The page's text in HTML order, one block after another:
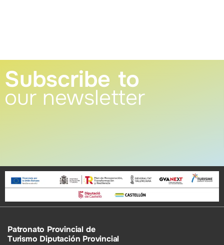
Subscribe to
our newsletter
Patronato Provincial de
Turismo Diputación Provincial